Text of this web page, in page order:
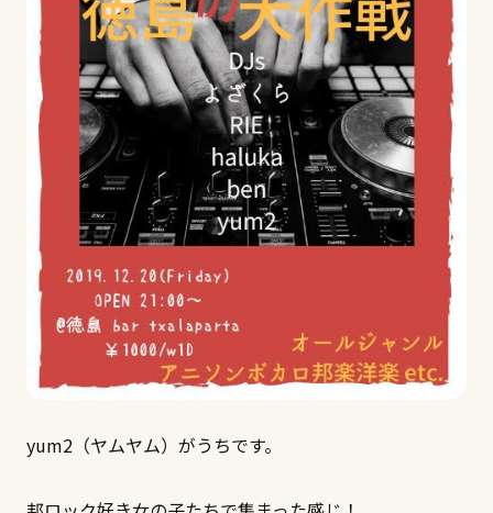
yum2（ヤムヤム）がうちです。